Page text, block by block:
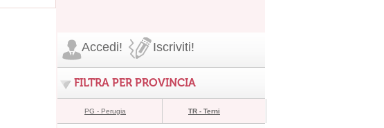
Accedi! Iscriviti!
FILTRA PER PROVINCIA
PG - Perugia TR - Terni